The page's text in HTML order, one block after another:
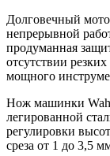
Долговечный
непрерывной
продуманная
отсутствии
мощного
Нож машинки Wahl
легированной
регулировки
среза от 1 до 3,5